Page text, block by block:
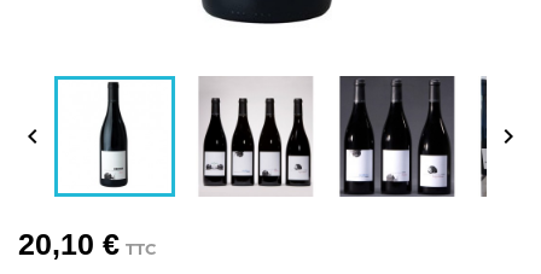
 
20,10 € TTC